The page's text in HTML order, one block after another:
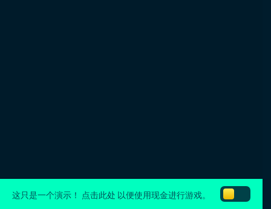
这只是一个演示！ 点击此处 以便使用现金进行游戏。